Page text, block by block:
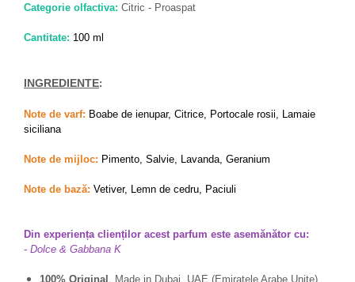
Categorie olfactiva: Citric - Proaspat
Cantitate: 100 ml
INGREDIENTE:
Note de varf: Boabe de ienupar, Citrice, Portocale rosii, Lamaie
siciliana
Note de mijloc: Pimento, Salvie, Lavanda, Geranium
Note de bază: Vetiver, Lemn de cedru, Paciuli
Din experiența clienților acest parfum este asemănător cu:
- Dolce & Gabbana K
100% Original , Made in Dubai, UAE (Emiratele Arabe Unite)